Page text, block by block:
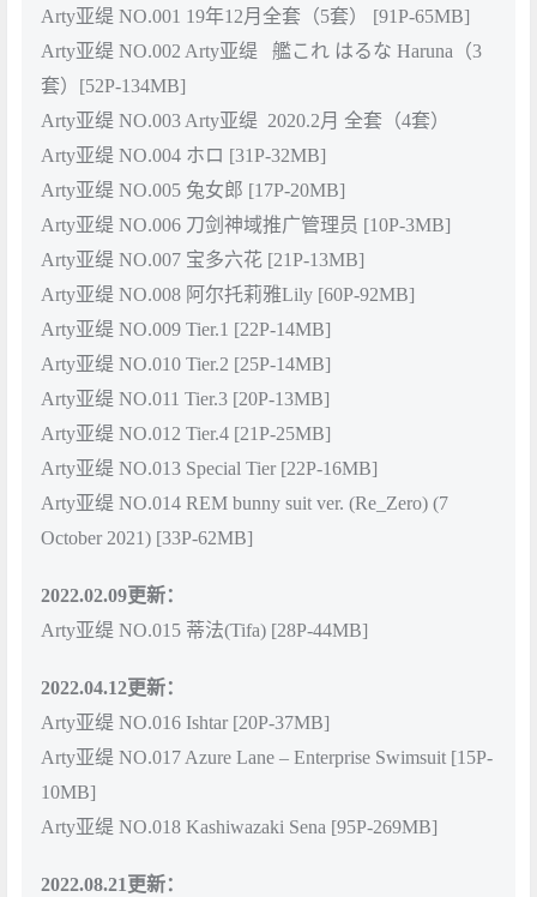
Arty亚缇 NO.001 19年12月全套（5套） [91P-65MB]
Arty亚缇 NO.002 Arty亚缇 艦これ はるな Haruna（3
套）[52P-134MB]
Arty亚缇 NO.003 Arty亚缇 2020.2月 全套（4套）
Arty亚缇 NO.004 ホロ [31P-32MB]
Arty亚缇 NO.005 兔女郎 [17P-20MB]
Arty亚缇 NO.006 刀剑神域推广管理员 [10P-3MB]
Arty亚缇 NO.007 宝多六花 [21P-13MB]
Arty亚缇 NO.008 阿尔托莉雅Lily [60P-92MB]
Arty亚缇 NO.009 Tier.1 [22P-14MB]
Arty亚缇 NO.010 Tier.2 [25P-14MB]
Arty亚缇 NO.011 Tier.3 [20P-13MB]
Arty亚缇 NO.012 Tier.4 [21P-25MB]
Arty亚缇 NO.013 Special Tier [22P-16MB]
Arty亚缇 NO.014 REM bunny suit ver. (Re_Zero) (7
October 2021) [33P-62MB]
2022.02.09更新：
Arty亚缇 NO.015 蒂法(Tifa) [28P-44MB]
2022.04.12更新：
Arty亚缇 NO.016 Ishtar [20P-37MB]
Arty亚缇 NO.017 Azure Lane – Enterprise Swimsuit [15P-
10MB]
Arty亚缇 NO.018 Kashiwazaki Sena [95P-269MB]
2022.08.21更新：